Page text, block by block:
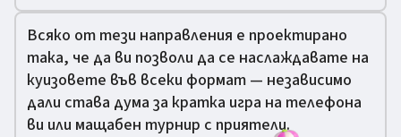
Всяко от тези направления е проектирано
така, че да ви позволи да се наслаждавате на
куизовете във всеки формат — независимо
дали става дума за кратка игра на телефона
ви или мащабен турнир с приятели.